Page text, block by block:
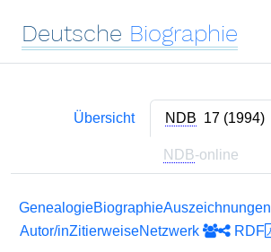
Deutsche Biographie
Übersicht NDB 17 (1994)
NDB-online
GenealogieBiographieAuszeichnungen
Autor/inZitierweiseNetzwerk RDF